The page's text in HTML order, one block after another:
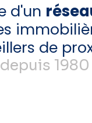
d'un
de
depuis 1980